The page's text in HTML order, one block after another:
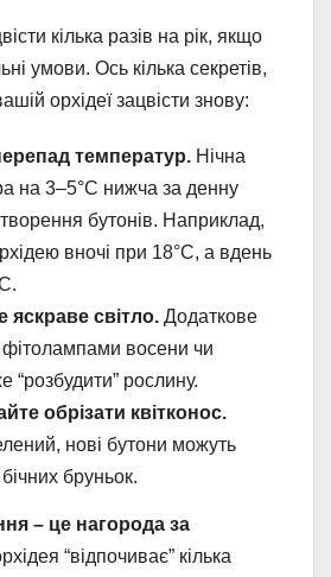
кілька разів на рік, якщо
умови. Ось кілька секретів,
орхідеї зацвісти знову:
температур. Нічна
на 3–5°C нижча за денну
бутонів. Наприклад,
вночі при 18°C, а вдень
яскраве світло. Додаткове
фітолампами восени чи
“розбудити” рослину.
обрізати квітконос.
нові бутони можуть
бруньок.
– це нагорода за
“відпочиває” кілька